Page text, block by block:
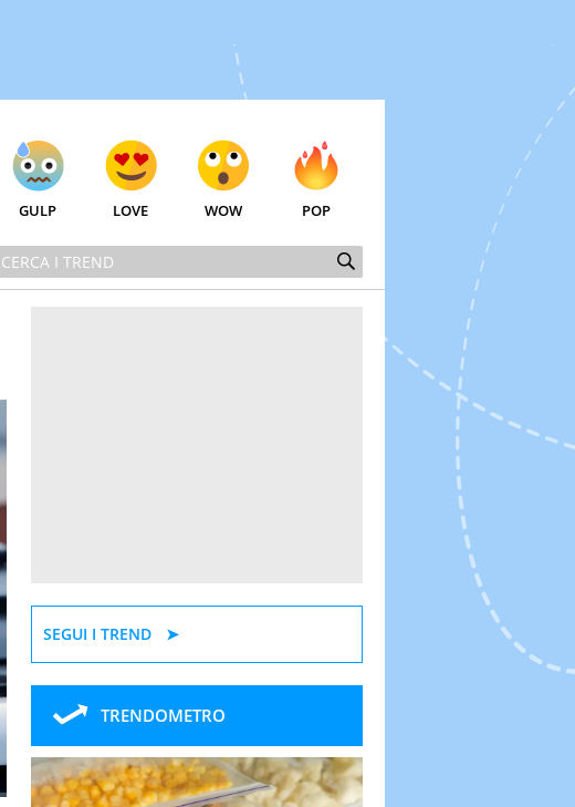
GULP LOVE WOW POP
SEGUI I TREND
TRENDOMETRO